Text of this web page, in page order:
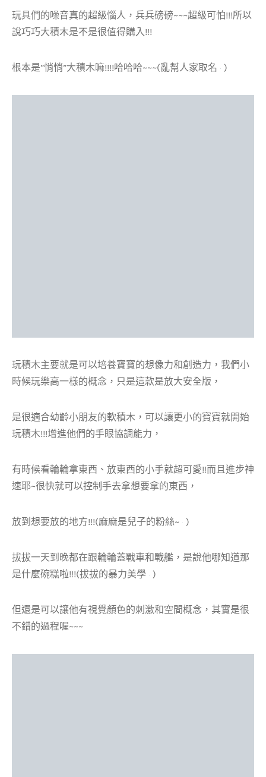
玩具們的噪音真的超級惱人，兵兵磅磅~~~超級可怕!!!所以
說巧巧大積木是不是很值得購入!!!
根本是”悄悄”大積木嘛!!!!哈哈哈~~~(亂幫人家取名 )
玩積木主要就是可以培養寶寶的想像力和創造力，我們小
時候玩樂高一樣的概念，只是這款是放大安全版，
是很適合幼齡小朋友的軟積木，可以讓更小的寶寶就開始
玩積木!!!增進他們的手眼協調能力，
有時候看輪輪拿東西、放東西的小手就超可愛!!而且進步神
速耶~很快就可以控制手去拿想要拿的東西，
放到想要放的地方!!!(麻麻是兒子的粉絲~ )
拔拔一天到晚都在跟輪輪蓋戰車和戰艦，是說他哪知道那
是什麼碗糕啦!!!(拔拔的暴力美學 )
但還是可以讓他有視覺顏色的刺激和空間概念，其實是很
不錯的過程喔~~~